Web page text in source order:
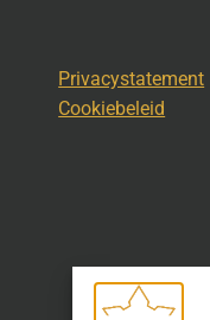
Privacystatement
Cookiebeleid